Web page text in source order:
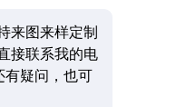
来图来样定制
接联系我的电
疑问，也可